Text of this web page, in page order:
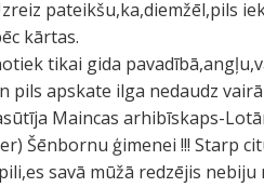
pateikšu,ka,diemžēl,pils
kārtas.
tikai gida
pils apskate ilga nedaudz
Maincas arhibīskaps-
Šēnbornu ģimenei !!! Starp
savā mūžā redzējis